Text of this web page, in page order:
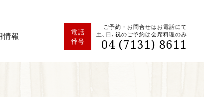
情報
電話
番号
ご予約・お問合せはお電話にて
土､日､祝のご予約は会席料理のみ
04 (7131) 8611